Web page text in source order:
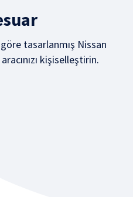
tasarlanmış Nissan
kişiselleştirin.